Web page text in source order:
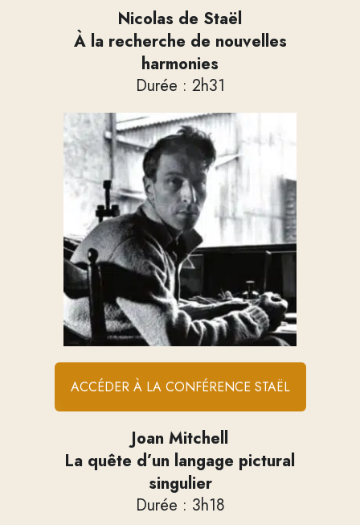
Nicolas de Staël
À la recherche de nouvelles
harmonies
Durée : 2h31
ACCÉDER À LA CONFÉRENCE STAËL
Joan Mitchell
La quête d’un langage pictural
singulier
Durée : 3h18